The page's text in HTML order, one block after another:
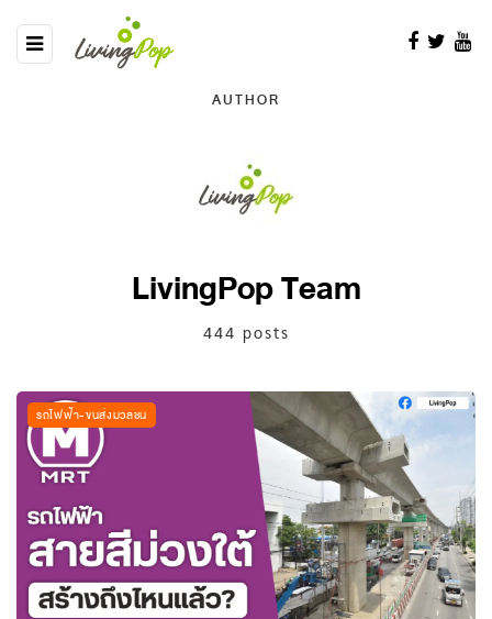
AUTHOR
LivingPop Team
444 posts
รถไฟฟ้า-ขนส่งมวลชน